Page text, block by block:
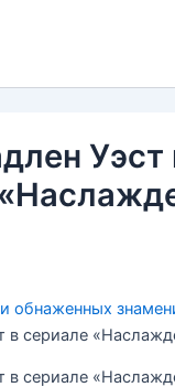
Уэст
обнаженных
в сериале
в сериале